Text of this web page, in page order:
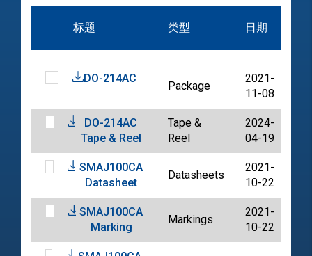
标题 类型 日期
DO-214AC
Package
2021-
11-08
DO-214AC
Tape & Reel
Tape &
Reel
2024-
04-19
SMAJ100CA
Datasheet
Datasheets
2021-
10-22
SMAJ100CA
Marking
Markings
2021-
10-22